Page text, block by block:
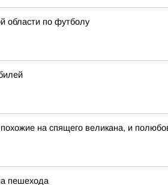
области по футболу
на спящего великана, и
пешехода